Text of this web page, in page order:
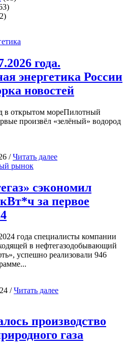
года.
энергетика России
новостей
в открытом мореПилотный
произвёл «зелёный» водород
/Читать далее
рынок
сэкономил
за первое
года специалисты компании
в нефтегазодобывающий
успешно реализовали 946
/Читать далее
производство
газа